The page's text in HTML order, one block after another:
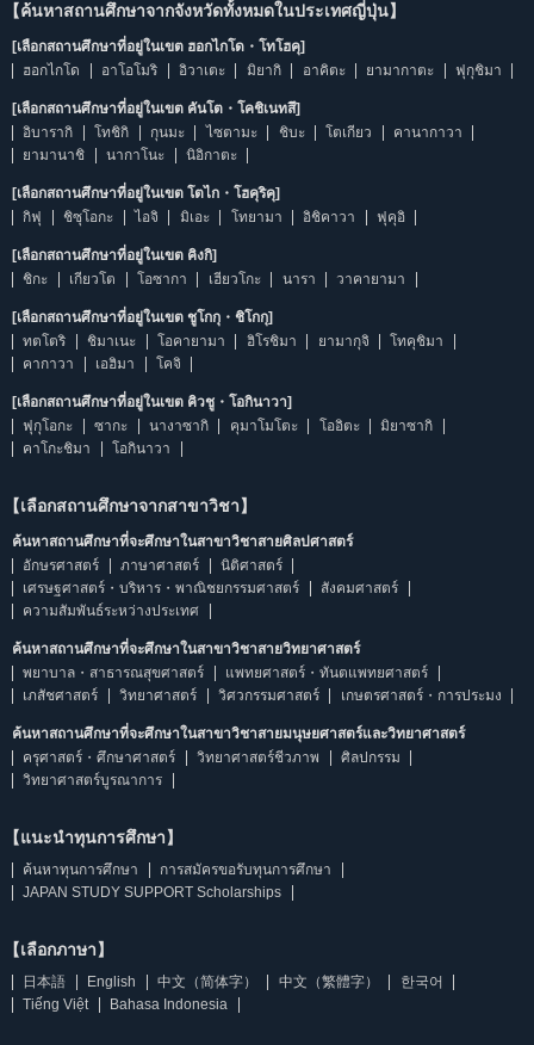
【ค้นหาสถานศึกษาจากจังหวัดทั้งหมดในประเทศญี่ปุ่น】
[เลือกสถานศึกษาที่อยู่ในเขต ฮอกไกโด・โทโฮคุ]
ฮอกไกโด
อาโอโมริ อิวาเตะ มิยากิ อาคิตะ ยามากาตะ ฟุกุชิมา
[เลือกสถานศึกษาที่อยู่ในเขต คันโต・โคชิเนทสึ]
อิบารากิ
โทชิกิ กุนมะ ไซตามะ ชิบะ โตเกียว
คานากาวา
ยามานาชิ
นากาโนะ นิอิกาตะ
[เลือกสถานศึกษาที่อยู่ในเขต โตไก・โฮคุริคุ]
กิฟุ
ชิซุโอกะ ไอจิ มิเอะ โทยามา อิชิคาวา ฟุคุอิ
[เลือกสถานศึกษาที่อยู่ในเขต คิงกิ]
ชิกะ
เกียวโต โอซากา เฮียวโกะ นารา วาคายามา
[เลือกสถานศึกษาที่อยู่ในเขต ชูโกกุ・ชิโกกุ]
ทตโตริ
ชิมาเนะ โอคายามา ฮิโรชิมา ยามากุจิ
โทคุชิมา
คากาวา
เอฮิมา โคจิ
[เลือกสถานศึกษาที่อยู่ในเขต คิวชู・โอกินาวา]
ฟุกุโอกะ
ซากะ นางาซากิ คุมาโมโตะ โออิตะ
มิยาซากิ
คาโกะชิมา
โอกินาวา
【เลือกสถานศึกษาจากสาขาวิชา】
ค้นหาสถานศึกษาที่จะศึกษาในสาขาวิชาสายศิลปศาสตร์
อักษรศาสตร์
ภาษาศาสตร์
นิติศาสตร์
เศรษฐศาสตร์・บริหาร・พาณิชยกรรมศาสตร์
สังคมศาสตร์
ความสัมพันธ์ระหว่างประเทศ
ค้นหาสถานศึกษาที่จะศึกษาในสาขาวิชาสายวิทยาศาสตร์
พยาบาล・สาธารณสุขศาสตร์
แพทยศาสตร์・ทันตแพทยศาสตร์
เภสัชศาสตร์
วิทยาศาสตร์ วิศวกรรมศาสตร์ เกษตรศาสตร์・การประมง
ค้นหาสถานศึกษาที่จะศึกษาในสาขาวิชาสายมนุษยศาสตร์และวิทยาศาสตร์
ครุศาสตร์・ศึกษาศาสตร์
วิทยาศาสตร์ชีวภาพ
ศิลปกรรม
วิทยาศาสตร์บูรณาการ
【แนะนำทุนการศึกษา】
ค้นหาทุนการศึกษา
การสมัครขอรับทุนการศึกษา
JAPAN STUDY SUPPORT Scholarships
【เลือกภาษา】
日本語 English 中文（简体字） 中文（繁體字）
한국어
Tiếng Việt
Bahasa Indonesia